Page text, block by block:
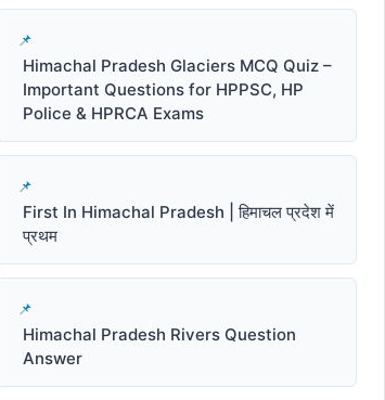
Himachal Pradesh Glaciers MCQ Quiz –
Important Questions for HPPSC, HP
Police & HPRCA Exams
First In Himachal Pradesh | हिमाचल प्रदेश में
प्रथम
Himachal Pradesh Rivers Question
Answer